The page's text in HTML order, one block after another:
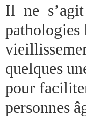
Il ne
pathologies
quelques
pour
personnes